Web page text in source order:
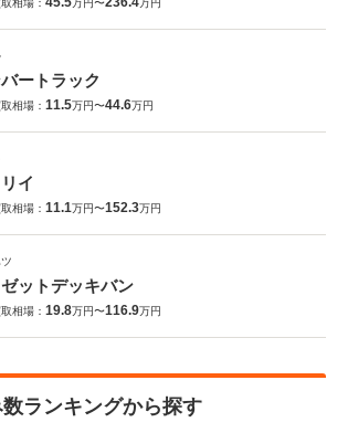
相場： 万円〜 万円
ートラック
相場： 11.5万円〜44.6万円
イ
相場： 11.1万円〜152.3万円
ットデッキバン
相場： 19.8万円〜116.9万円
ランキングから探す